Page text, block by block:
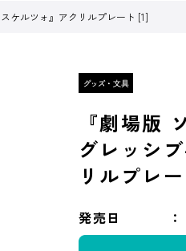
ケルツォ』アクリルプレート [1]
『劇場版
グレッシ
リルプレ
発売日